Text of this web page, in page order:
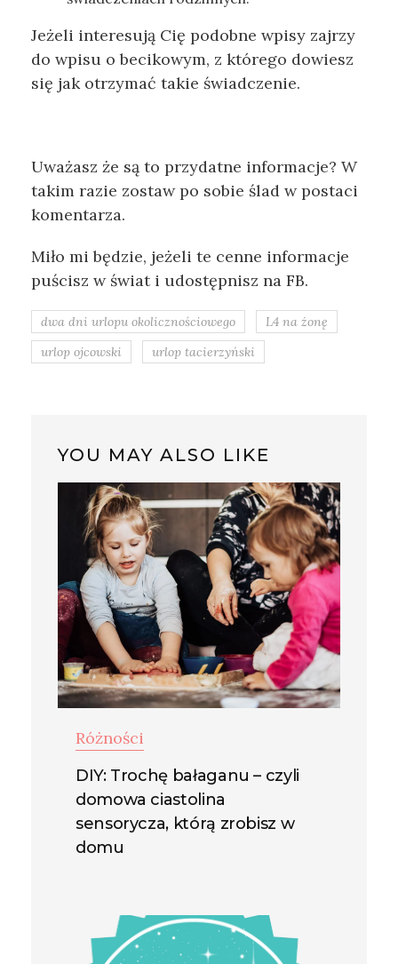
Jeżeli interesują Cię podobne wpisy zajrzy
do wpisu o becikowym, z którego dowiesz
się jak otrzymać takie świadczenie.
Uważasz że są to przydatne informacje? W
takim razie zostaw po sobie ślad w postaci
komentarza.
Miło mi będzie, jeżeli te cenne informacje
puścisz w świat i udostępnisz na FB.
dwa dni urlopu okolicznościowego
L4 na żonę
urlop ojcowski
urlop tacierzyński
YOU MAY ALSO LIKE
Różności
DIY: Trochę bałaganu – czyli
domowa ciastolina
sensorycza, którą zrobisz w
domu